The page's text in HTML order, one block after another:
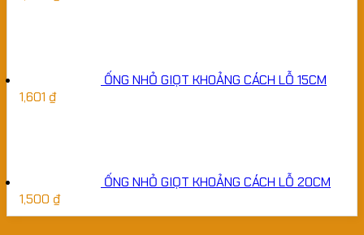
ỐNG NHỎ GIỌT KHOẢNG CÁCH LỖ 15CM
1,601 ₫
ỐNG NHỎ GIỌT KHOẢNG CÁCH LỖ 20CM
1,500 ₫